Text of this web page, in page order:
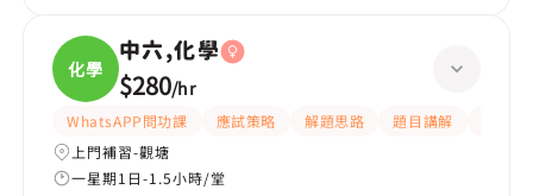
化學
中六,化學
$280/hr
WhatsAPP問功課 應試策略 解題思路 題目講解
上門補習-觀塘
一星期1日-1.5小時/堂